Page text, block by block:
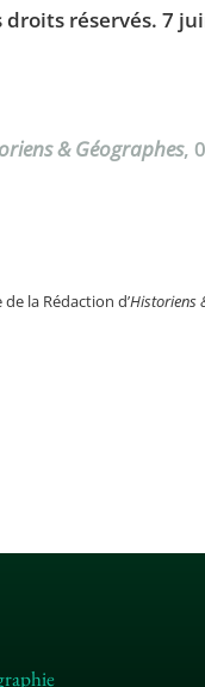
droits réservés. 7
& Géographes,
la Rédaction d’Historiens